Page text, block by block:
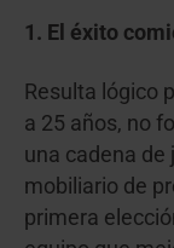
1. El éxito
Resulta lógico
a 25 años, no
una cadena de
mobiliario de
primera